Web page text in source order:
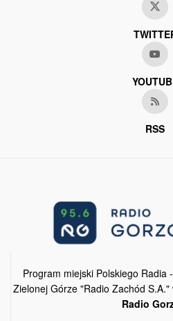
RSS
Program miejski Polskiego Radia
Zielonej Górze "Radio Zachód
Radio